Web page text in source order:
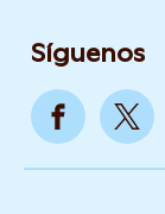
Síguenos